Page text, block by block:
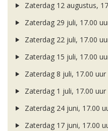
Zaterdag 12 augustus,
Zaterdag 29 juli, 17.00
Zaterdag 22 juli, 17.00
Zaterdag 15 juli, 17.00
Zaterdag 8 juli, 17.00 uur
Zaterdag 1 juli, 17.00 uur
Zaterdag 24 juni, 17.00
Zaterdag 17 juni, 17.00